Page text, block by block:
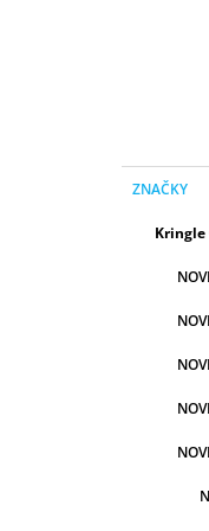
kategórie
K
AZNAČKY
Kringle